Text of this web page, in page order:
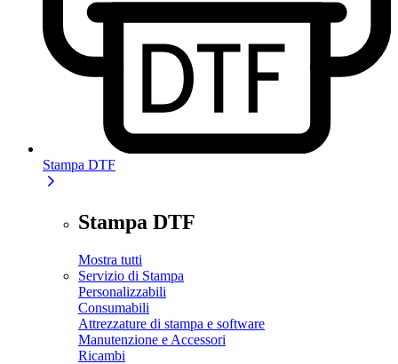
Stampa DTF
Stampa DTF
Mostra tutti
Servizio di Stampa
Personalizzabili
Consumabili
Attrezzature di stampa e software
Manutenzione e Accessori
Ricambi